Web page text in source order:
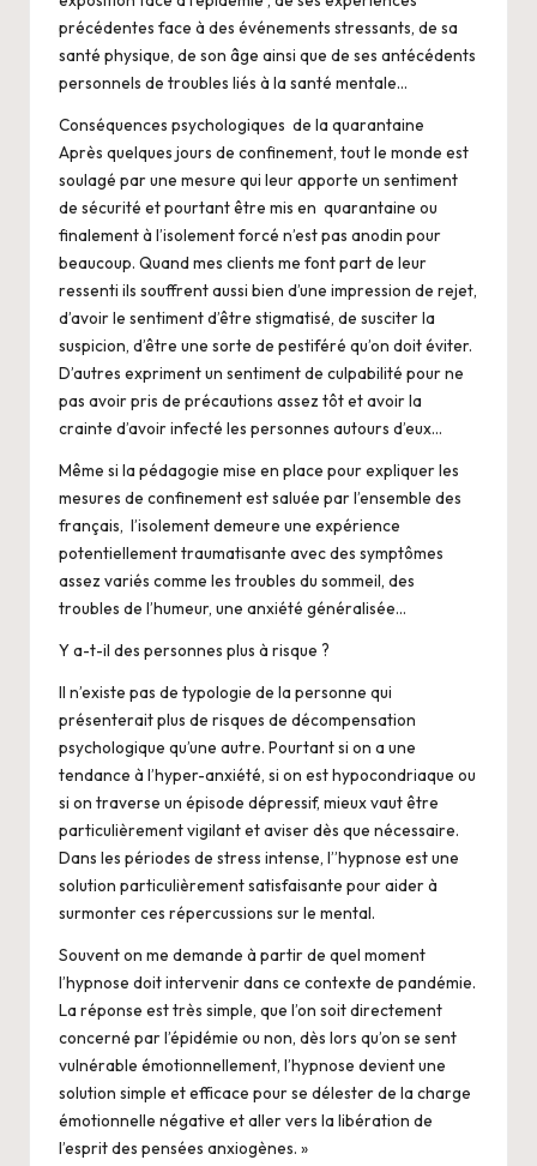
précédentes face à des événements stressants, de sa
santé physique, de son âge ainsi que de ses antécédents
personnels de troubles liés à la santé mentale…
Conséquences psychologiques de la quarantaine
Après quelques jours de confinement, tout le monde est
soulagé par une mesure qui leur apporte un sentiment
de sécurité et pourtant être mis en quarantaine ou
finalement à l’isolement forcé n’est pas anodin pour
beaucoup. Quand mes clients me font part de leur
ressenti ils souffrent aussi bien d’une impression de rejet,
d’avoir le sentiment d’être stigmatisé, de susciter la
suspicion, d’être une sorte de pestiféré qu’on doit éviter.
D’autres expriment un sentiment de culpabilité pour ne
pas avoir pris de précautions assez tôt et avoir la
crainte d’avoir infecté les personnes autours d’eux…
Même si la pédagogie mise en place pour expliquer les
mesures de confinement est saluée par l’ensemble des
français, l’isolement demeure une expérience
potentiellement traumatisante avec des symptômes
assez variés comme les troubles du sommeil, des
troubles de l’humeur, une anxiété généralisée…
Y a-t-il des personnes plus à risque ?
Il n’existe pas de typologie de la personne qui
présenterait plus de risques de décompensation
psychologique qu’une autre. Pourtant si on a une
tendance à l’hyper-anxiété, si on est hypocondriaque ou
si on traverse un épisode dépressif, mieux vaut être
particulièrement vigilant et aviser dès que nécessaire.
Dans les périodes de stress intense, l’’hypnose est une
solution particulièrement satisfaisante pour aider à
surmonter ces répercussions sur le mental.
Souvent on me demande à partir de quel moment
l’hypnose doit intervenir dans ce contexte de pandémie.
La réponse est très simple, que l’on soit directement
concerné par l’épidémie ou non, dès lors qu’on se sent
vulnérable émotionnellement, l’hypnose devient une
solution simple et efficace pour se délester de la charge
émotionnelle négative et aller vers la libération de
l’esprit des pensées anxiogènes. »